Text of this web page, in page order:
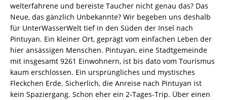
welterfahrene und bereiste Taucher nicht genau das? Das
Neue, das gänzlich Unbekannte? Wir begeben uns deshalb
für UnterWasserWelt tief in den Süden der Insel nach
Pintuyan. Ein kleiner Ort, geprägt vom einfachen Leben der
hier ansässigen Menschen. Pintuyan, eine Stadtgemeinde
mit insgesamt 9261 Einwohnern, ist bis dato vom Tourismus
kaum erschlossen. Ein ursprüngliches und mystisches
Fleckchen Erde. Sicherlich, die Anreise nach Pintuyan ist
kein Spaziergang. Schon eher ein 2-Tages-Trip. Über einen